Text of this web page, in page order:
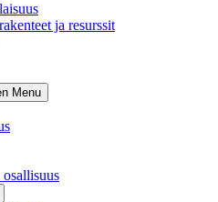
ja resurssit
Menu